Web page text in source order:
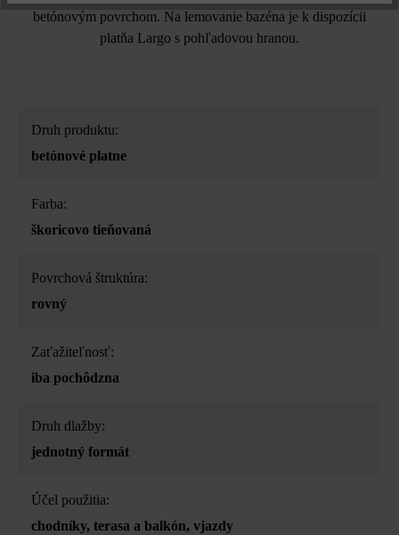
betónovým povrchom. Na lemovanie bazéna je k dispozícii
platňa Largo s pohľadovou hranou.
Druh produktu:
betónové platne
Farba:
škoricovo tieňovaná
Povrchová štruktúra:
rovný
Zaťažiteľnosť:
iba pochôdzna
Druh dlažby:
jednotný formát
Účel použitia:
chodníky, terasa a balkón, vjazdy